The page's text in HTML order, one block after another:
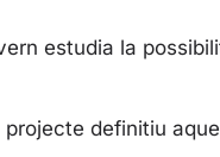
estudia la
definitiu